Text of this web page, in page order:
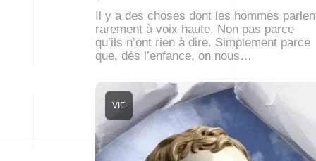
Il y a des choses dont les hommes
rarement à voix haute. Non pas parce
qu’ils n’ont rien à dire. Simplement parce
que, dès l’enfance, on nous…
VIE